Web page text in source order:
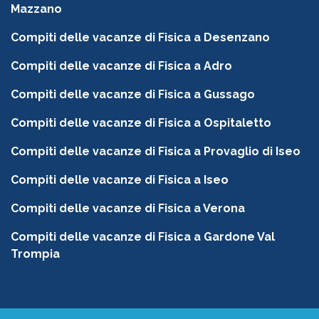
Mazzano
Compiti delle vacanze di Fisica a Desenzano
Compiti delle vacanze di Fisica a Adro
Compiti delle vacanze di Fisica a Gussago
Compiti delle vacanze di Fisica a Ospitaletto
Compiti delle vacanze di Fisica a Provaglio di Iseo
Compiti delle vacanze di Fisica a Iseo
Compiti delle vacanze di Fisica a Verona
Compiti delle vacanze di Fisica a Gardone Val
Trompia